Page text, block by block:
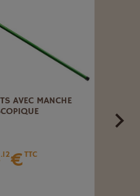
AVEC MANCHE
.12€TTC